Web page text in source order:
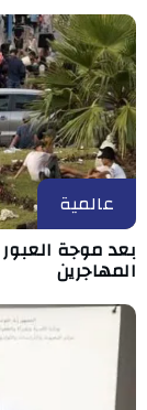
عالمية
بعد موجة
المهاجرين